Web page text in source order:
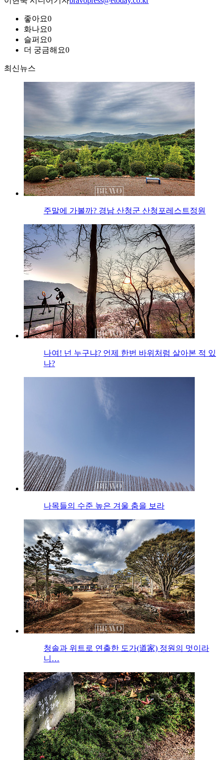
좋아요0
화나요0
슬퍼요0
더 궁금해요0
최신뉴스
주말에 가볼까? 경남 산청군 산청포레스트정원
나여! 넌 누구냐? 언제 한번 바위처럼 살아본 적 있
나?
나목들의 수준 높은 겨울 춤을 보라
청솔과 위트로 연출한 도가(道家) 정원의 멋이라
니…